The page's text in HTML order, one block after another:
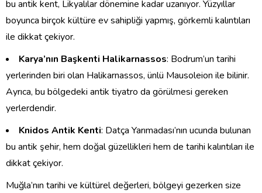
bu antik kent, Likyalılar dönemine kadar uzanıyor. Yüzyıllar
boyunca birçok kültüre ev sahipliği yapmış, görkemli kalıntıları
ile dikkat çekiyor.
Karya’nın Başkenti Halikarnassos: Bodrum’un tarihi
yerlerinden biri olan Halikarnassos, ünlü Mausoleion ile bilinir.
Ayrıca, bu bölgedeki antik tiyatro da görülmesi gereken
yerlerdendir.
Knidos Antik Kenti: Datça Yarımadası’nın ucunda bulunan
bu antik şehir, hem doğal güzellikleri hem de tarihi kalıntıları ile
dikkat çekiyor.
Muğla’nın tarihi ve kültürel değerleri, bölgeyi gezerken size